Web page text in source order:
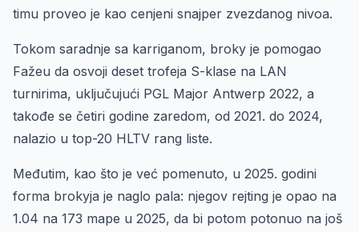
timu proveo je kao cenjeni snajper zvezdanog nivoa.
Tokom saradnje sa karriganom, broky je pomogao
Fažeu da osvoji deset trofeja S-klase na LAN
turnirima, uključujući PGL Major Antwerp 2022, a
takođe se četiri godine zaredom, od 2021. do 2024,
nalazio u top-20 HLTV rang liste.
Međutim, kao što je već pomenuto, u 2025. godini
forma brokyja je naglo pala: njegov rejting je opao na
1.04 na 173 mape u 2025, da bi potom potonuo na još